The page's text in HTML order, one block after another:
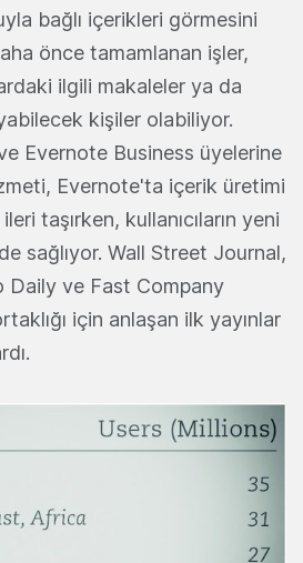
bağlı içerikleri görmesini
önce tamamlanan işler,
ilgili makaleler ya da
kişiler olabiliyor.
Evernote Business üyelerine
Evernote'ta içerik üretimi
taşırken, kullanıcıların yeni
sağlıyor. Wall Street Journal,
Daily ve Fast Company
için anlaşan ilk yayınlar